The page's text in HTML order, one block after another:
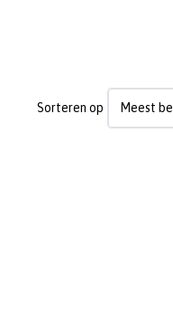
Sorteren op